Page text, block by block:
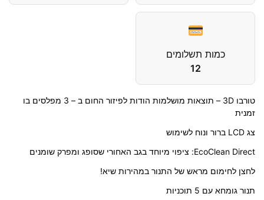
כמות תשלומים
12
טורבו 3D – תוצאות מושלמות הודות לפיזור החום ב – 3 מפלסים בו
זמנית
צג LCD ברור ונוח לשימוש
EcoClean Direct: ציפוי מיוחד בגב האחורי שסופג ומפרק שומנים
לחצן לחימום מראש של התנור במהירות שיא!
תנור גומחא עם 5 תוכניות